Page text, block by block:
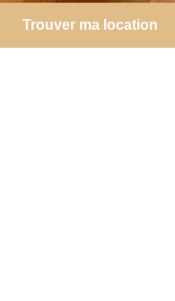
Trouver ma location